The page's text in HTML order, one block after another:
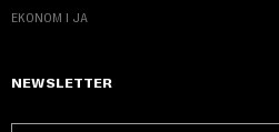
EKONOM I JA
NEWSLETTER